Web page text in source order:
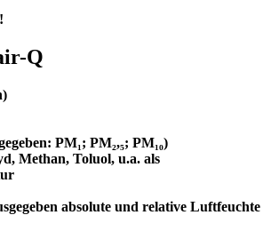
Q
PM₁; PM₂,₅; PM₁₀)
Methan, Toluol, u.a. als
absolute und relative Luftfeuchte